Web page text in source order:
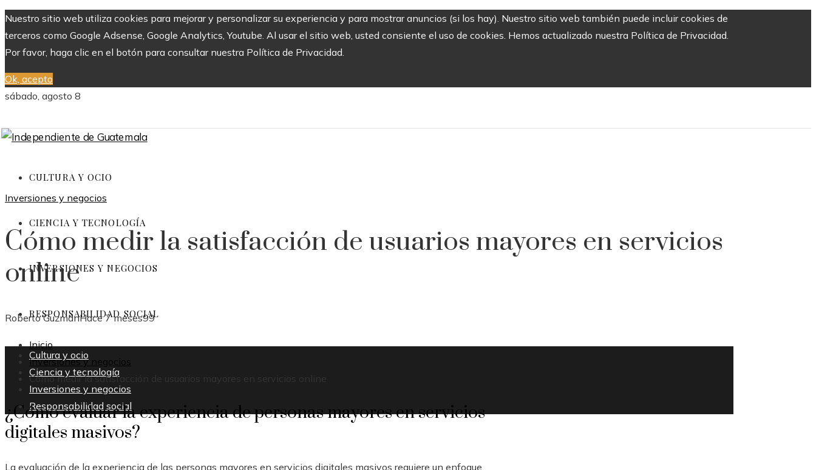
Nuestro sitio web utiliza cookies para mejorar y personalizar su experiencia y para mostrar anuncios (si los hay). Nuestro sitio web también puede incluir cookies de
terceros como Google Adsense, Google Analytics, Youtube. Al usar el sitio web, usted consiente el uso de cookies. Hemos actualizado nuestra Política de Privacidad.
Por favor, haga clic en el botón para consultar nuestra Política de Privacidad.
Ok, acepto
sábado, agosto 8
CULTURA Y OCIO
CIENCIA Y TECNOLOGÍA
INVERSIONES Y NEGOCIOS
RESPONSABILIDAD SOCIAL
Cultura y ocio
Ciencia y tecnología
Inversiones y negocios
Responsabilidad social
Inversiones y negocios
Cómo medir la satisfacción de usuarios mayores en servicios
online
Roberto GuzmánHace 7 meses99
Inicio
Inversiones y negocios
Cómo medir la satisfacción de usuarios mayores en servicios online
¿Cómo evaluar la experiencia de personas mayores en servicios
digitales masivos?
La evaluación de la experiencia de las personas mayores en servicios digitales masivos requiere un enfoque